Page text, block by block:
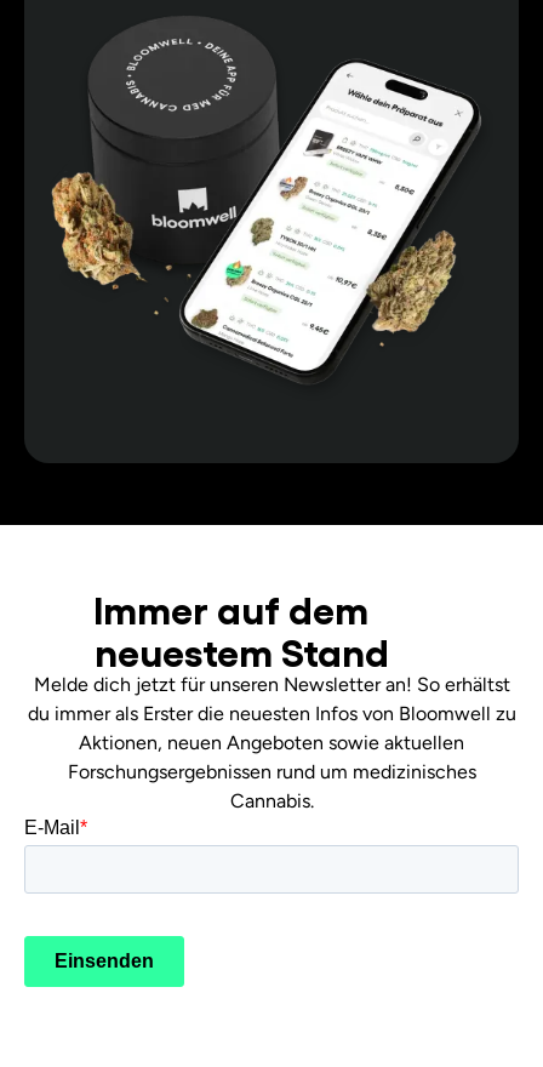
Immer auf dem
neuestem Stand
Melde dich jetzt für unseren Newsletter an! So erhältst
du immer als Erster die neuesten Infos von Bloomwell zu
Aktionen, neuen Angeboten sowie aktuellen
Forschungsergebnissen rund um medizinisches
Cannabis.